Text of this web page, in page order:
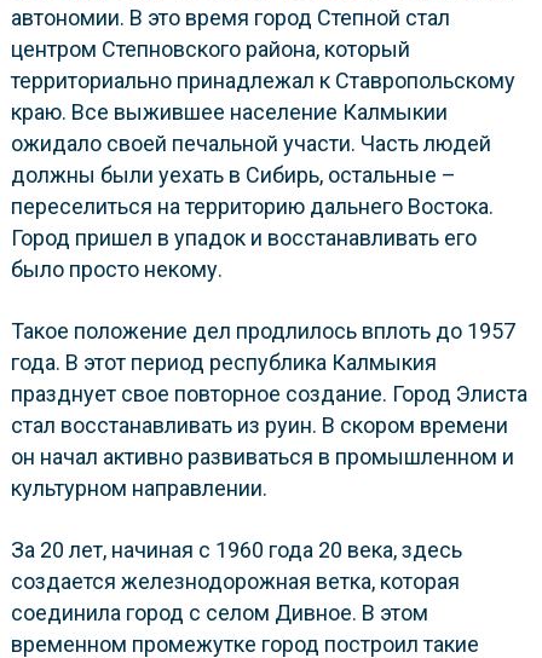
автономии. В это время город Степной стал
центром Степновского района, который
территориально принадлежал к Ставропольскому
краю. Все выжившее население Калмыкии
ожидало своей печальной участи. Часть людей
должны были уехать в Сибирь, остальные –
переселиться на территорию дальнего Востока.
Город пришел в упадок и восстанавливать его
было просто некому.
Такое положение дел продлилось вплоть до 1957
года. В этот период республика Калмыкия
празднует свое повторное создание. Город Элиста
стал восстанавливать из руин. В скором времени
он начал активно развиваться в промышленном и
культурном направлении.
За 20 лет, начиная с 1960 года 20 века, здесь
создается железнодорожная ветка, которая
соединила город с селом Дивное. В этом
временном промежутке город построил такие